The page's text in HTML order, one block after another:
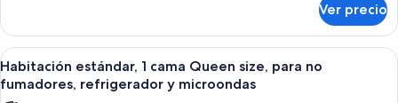
size,
con
acceso
para
estándar,
camas
Queen
Ver precio
Abrir
todas
las
Habitación de hotel con una cama
4
Habitación estándar, 1 cama Queen size, para no
fumadores, refrigerador y microondas